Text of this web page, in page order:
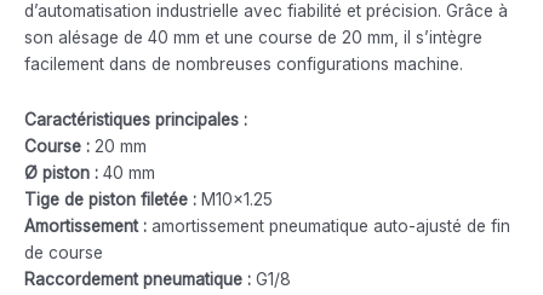
d’automatisation industrielle avec fiabilité et précision. Grâce à
son alésage de 40 mm et une course de 20 mm, il s’intègre
facilement dans de nombreuses configurations machine.
Caractéristiques principales :
Course : 20 mm
Ø piston : 40 mm
Tige de piston filetée : M10x1.25
Amortissement : amortissement pneumatique auto-ajusté de fin
de course
Raccordement pneumatique : G1/8